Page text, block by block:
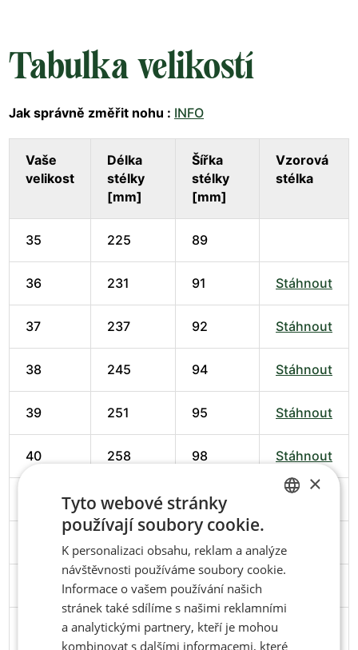
Tabulka velikostí
Jak správně změřit nohu : INFO
Vaše
velikost
Délka
stélky
[mm]
Šířka
stélky
[mm]
Vzorová
stélka
35 225 89
36 231 91 Stáhnout
37 237 92 Stáhnout
38 245 94 Stáhnout
39 251 95 Stáhnout
40 258 98 Stáhnout
266 102
274 102
279 103
286 106 Stáhnout
ENGLISH
×
Tyto webové stránky
používají soubory cookie.
K personalizaci obsahu, reklam a analýze
návštěvnosti používáme soubory cookie.
Informace o vašem používání našich
stránek také sdílíme s našimi reklamními
a analytickými partnery, kteří je mohou
kombinovat s dalšími informacemi, které